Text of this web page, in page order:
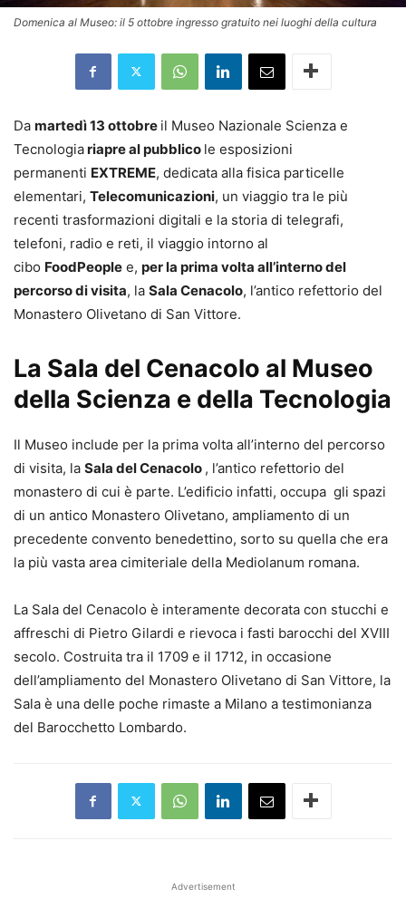
Domenica al Museo: il 5 ottobre ingresso gratuito nei luoghi della cultura
Da martedì 13 ottobre il Museo Nazionale Scienza e
Tecnologiariapre al pubblico le esposizioni
permanenti EXTREME, dedicata alla fisica particelle
elementari, Telecomunicazioni, un viaggio tra le più
recenti trasformazioni digitali e la storia di telegrafi,
telefoni, radio e reti, il viaggio intorno al
cibo FoodPeople e, per la prima volta all’interno del
percorso di visita, la Sala Cenacolo, l’antico refettorio del
Monastero Olivetano di San Vittore.
La Sala del Cenacolo al Museo
della Scienza e della Tecnologia
Il Museo include per la prima volta all’interno del percorso
di visita, la Sala del Cenacolo , l’antico refettorio del
monastero di cui è parte. L’edificio infatti, occupa gli spazi
di un antico Monastero Olivetano, ampliamento di un
precedente convento benedettino, sorto su quella che era
la più vasta area cimiteriale della Mediolanum romana.
La Sala del Cenacolo è interamente decorata con stucchi e
affreschi di Pietro Gilardi e rievoca i fasti barocchi del XVIII
secolo. Costruita tra il 1709 e il 1712, in occasione
dell’ampliamento del Monastero Olivetano di San Vittore, la
Sala è una delle poche rimaste a Milano a testimonianza
del Barocchetto Lombardo.
Advertisement